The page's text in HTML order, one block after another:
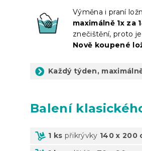
Výměna i praní
maximálně 1x za
znečištění, proto
Nově koupené
Každý týden,
Balení
1 ks přikrývky 140 x 200